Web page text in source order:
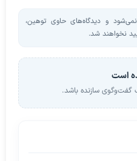
و دیدگاه‌های حاوی توهین،
نخواهند شد.
است
سازنده باشد.